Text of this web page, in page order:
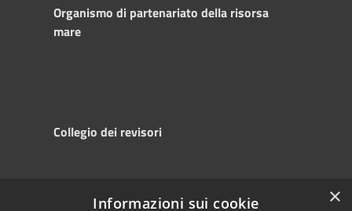
Organismo di partenariato della risorsa
mare
Collegio dei revisori
×
Informazioni sui cookie